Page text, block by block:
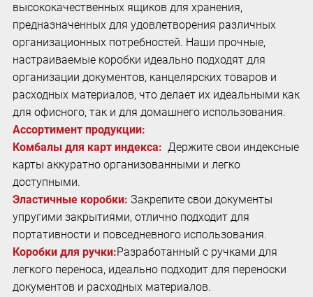
высококачественных ящиков для хранения,
предназначенных для удовлетворения различных
организационных потребностей. Наши прочные,
настраиваемые коробки идеально подходят для
организации документов, канцелярских товаров и
расходных материалов, что делает их идеальными как
для офисного, так и для домашнего использования.
Ассортимент продукции:
Комбалы для карт индекса: Держите свои индексные
карты аккуратно организованными и легко
доступными.
Эластичные коробки: Закрепите свои документы
упругими закрытиями, отлично подходит для
портативности и повседневного использования.
Коробки для ручки:Разработанный с ручками для
легкого переноса, идеально подходит для переноски
документов и расходных материалов.